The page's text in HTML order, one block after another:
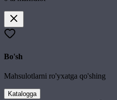
Bo'sh
Mahsulotlarni ro'yxatga qo'shing
Katalogga